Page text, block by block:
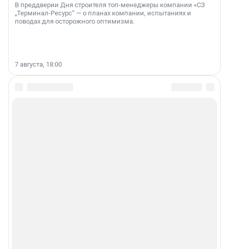
В преддверии Дня строителя топ-менеджеры компании «СЗ
„Терминал-Ресурс“ — о планах компании, испытаниях и
поводах для осторожного оптимизма.
7 августа, 18:00